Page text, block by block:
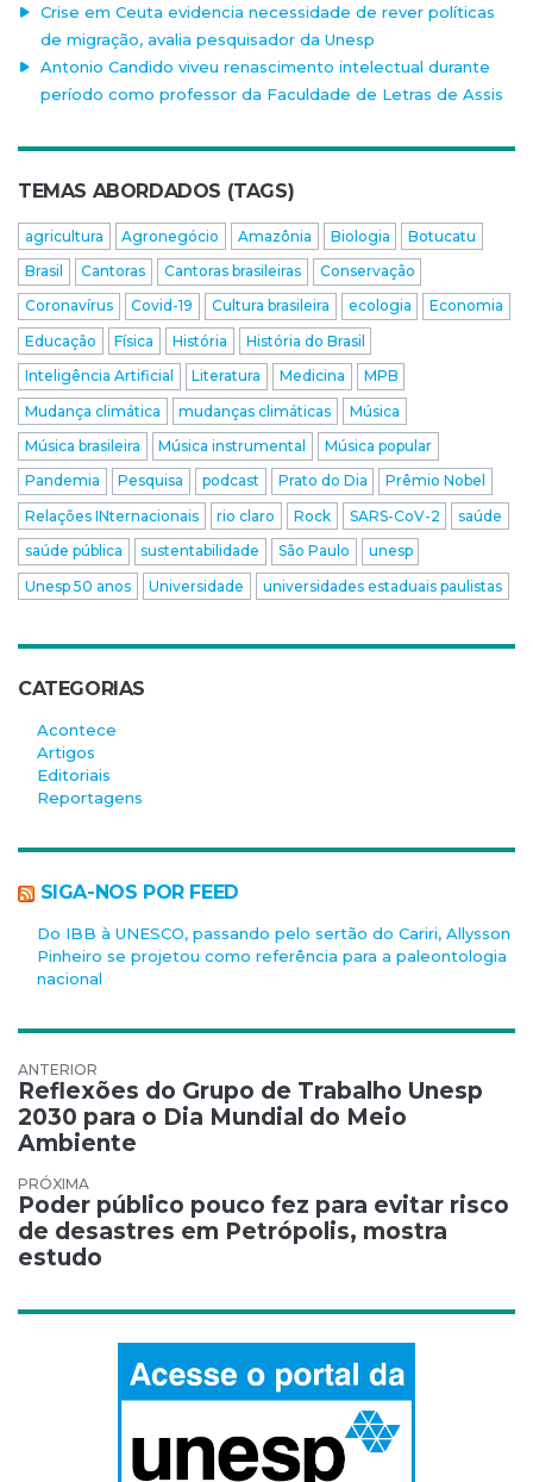
Crise em Ceuta evidencia necessidade de rever políticas
de migração, avalia pesquisador da Unesp
Antonio Candido viveu renascimento intelectual durante
período como professor da Faculdade de Letras de Assis
TEMAS ABORDADOS (TAGS)
agricultura Agronegócio Amazônia Biologia
Botucatu
Brasil
Cantoras Cantoras brasileiras
Conservação
Coronavírus
Covid-19 Cultura brasileira ecologia
Economia
Educação
Física História
História do Brasil
Inteligência Artificial
Literatura Medicina
MPB
Mudança climática
mudanças climáticas
Música
Música brasileira
Música instrumental
Música popular
Pandemia
Pesquisa podcast Prato do Dia
Prêmio Nobel
Relações INternacionais
rio claro Rock SARS-CoV-2
saúde
saúde pública
sustentabilidade São Paulo
unesp
Unesp 50 anos
Universidade universidades estaduais paulistas
CATEGORIAS
Acontece
Artigos
Editoriais
Reportagens
SIGA-NOS POR FEED
Do IBB à UNESCO, passando pelo sertão do Cariri, Allysson
Pinheiro se projetou como referência para a paleontologia
nacional
Navegação de Post
Reflexões do Grupo de Trabalho Unesp
2030 para o Dia Mundial do Meio
Ambiente
Poder público pouco fez para evitar risco
de desastres em Petrópolis, mostra
estudo